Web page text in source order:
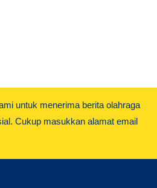
untuk menerima berita olahraga
Cukup masukkan alamat email